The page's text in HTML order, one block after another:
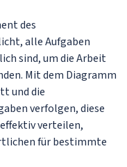
des
alle Aufgaben
sind, um die Arbeit
Mit dem Diagramm
und die
verfolgen, diese
verteilen,
für bestimmte